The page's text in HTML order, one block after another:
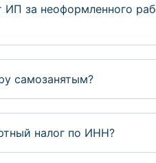
ИП за неоформленного
самозанятым?
налог по ИНН?